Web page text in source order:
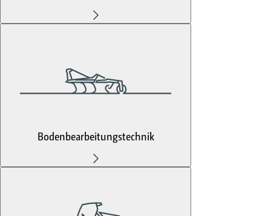
Bodenbearbeitungstechnik